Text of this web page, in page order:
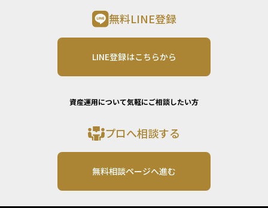
無料LINE登録
LINE登録はこちらから
資産運用について気軽にご相談したい方
プロへ相談する
無料相談ページへ進む